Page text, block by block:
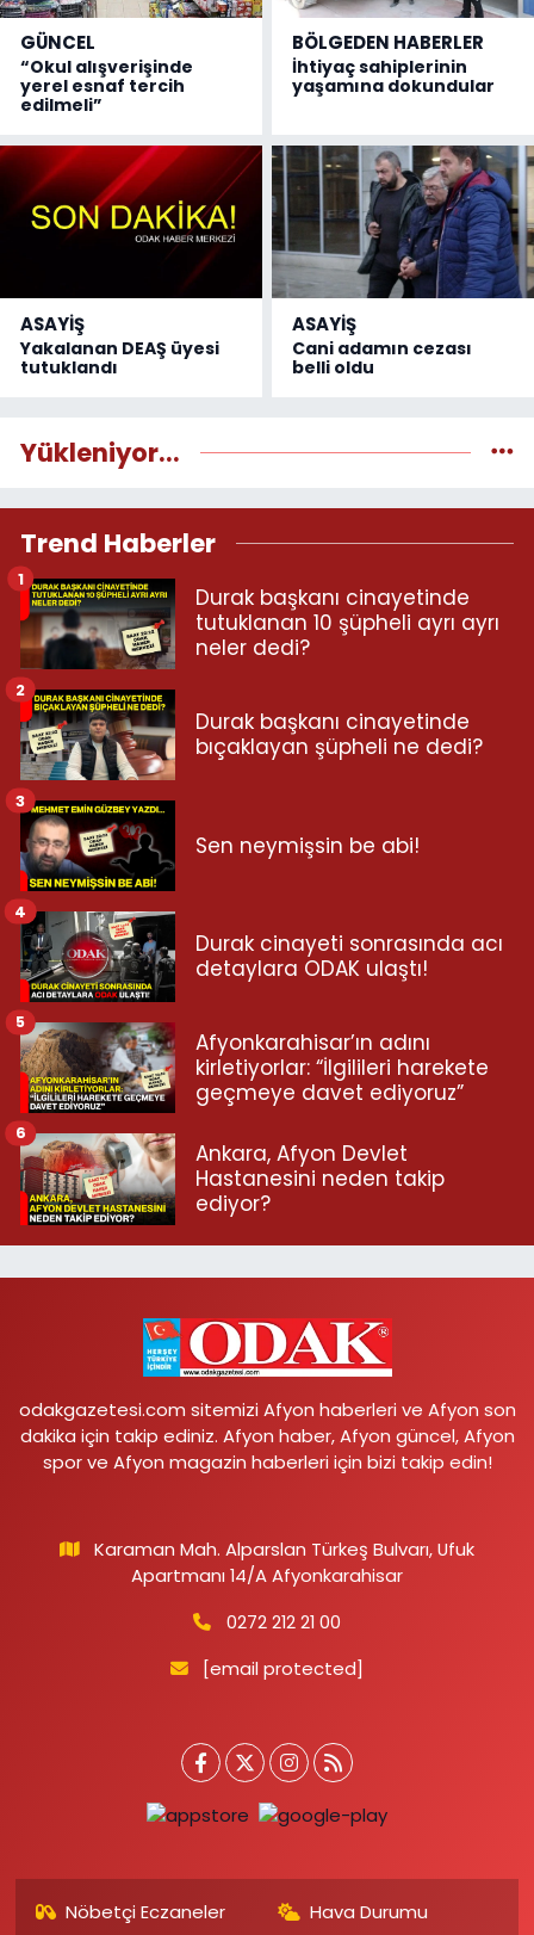
GÜNCEL
“Okul alışverişinde
yerel esnaf tercih
edilmeli”
BÖLGEDEN HABERLER
İhtiyaç sahiplerinin
yaşamına dokundular
ASAYİŞ
Yakalanan DEAŞ üyesi
tutuklandı
ASAYİŞ
Cani adamın cezası
belli oldu
Yükleniyor...
Trend Haberler
Durak başkanı cinayetinde
tutuklanan 10 şüpheli ayrı ayrı
neler dedi?
1
Durak başkanı cinayetinde
bıçaklayan şüpheli ne dedi?
2
Sen neymişsin be abi!
3
Durak cinayeti sonrasında acı
detaylara ODAK ulaştı!
4
Afyonkarahisar’ın adını
kirletiyorlar: “İlgilileri harekete
geçmeye davet ediyoruz”
5
Ankara, Afyon Devlet
Hastanesini neden takip
ediyor?
6
odakgazetesi.com sitemizi Afyon haberleri ve Afyon son
dakika için takip ediniz. Afyon haber, Afyon güncel, Afyon
spor ve Afyon magazin haberleri için bizi takip edin!
Karaman Mah. Alparslan Türkeş Bulvarı, Ufuk
Apartmanı 14/A Afyonkarahisar
0272 212 21 00
[email protected]
Nöbetçi Eczaneler Hava Durumu